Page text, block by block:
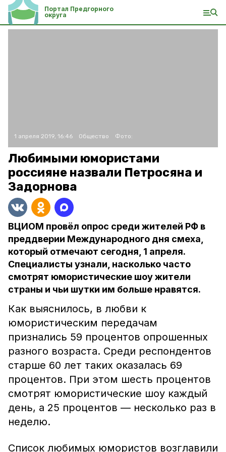
Портал Предгорного
округа
1 апреля 2019, 16:46 Общество Фото:
Любимыми юмористами
россияне назвали Петросяна и
Задорнова
ВЦИОМ провёл опрос среди жителей РФ в
преддверии Международного дня смеха,
который отмечают сегодня, 1 апреля.
Специалисты узнали, насколько часто
смотрят юмористические шоу жители
страны и чьи шутки им больше нравятся.
Как выяснилось, в любви к
юмористическим передачам
признались 59 процентов опрошенных
разного возраста. Среди респондентов
старше 60 лет таких оказалась 69
процентов. При этом шесть процентов
смотрят юмористические шоу каждый
день, а 25 процентов — несколько раз в
неделю.
Список любимых юмористов возглавили